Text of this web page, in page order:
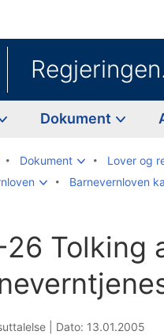
Dokument
Dokument Lover og
Barnevernloven
Tolking
| Dato: 13.01.2005